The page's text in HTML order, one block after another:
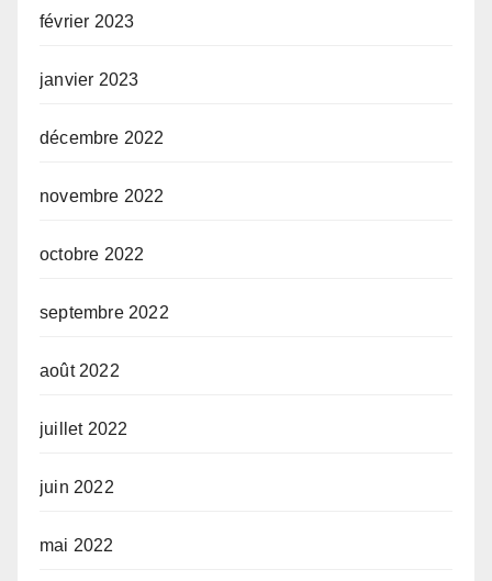
février 2023
janvier 2023
décembre 2022
novembre 2022
octobre 2022
septembre 2022
août 2022
juillet 2022
juin 2022
mai 2022